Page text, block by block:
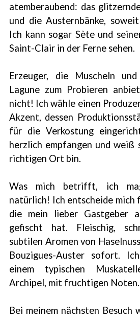
atemberaubend: das
und die Austernbänke,
Ich kann sogar Sète und
Saint-Clair in der Ferne sehen.
Erzeuger, die Muscheln
Lagune zum Probieren
nicht! Ich wähle einen
Akzent, dessen
für die Verkostung
herzlich empfangen und weiß
richtigen Ort bin.
Was mich betrifft, ich
natürlich! Ich entscheide mich
die mein lieber Gastgeber
gefischt hat. Fleischig,
subtilen Aromen von
Bouzigues-Auster sofort.
einem typischen
Archipel, mit fruchtigen Noten.
Bei meinem nächsten Besuch